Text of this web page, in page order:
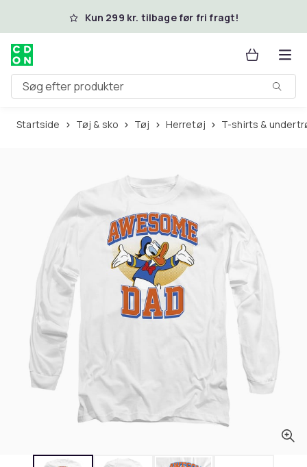
Spring til hovedindhold
Kun 299 kr. tilbage før fri fragt!
Søg efter produkter
Startside Tøj & sko Tøj Herretøj T-shirts &